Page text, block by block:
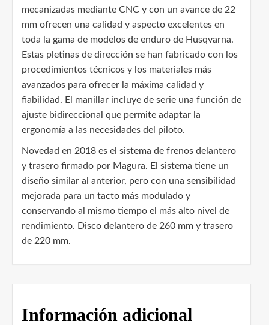
mecanizadas mediante CNC y con un avance de 22
mm ofrecen una calidad y aspecto excelentes en
toda la gama de modelos de enduro de Husqvarna.
Estas pletinas de dirección se han fabricado con los
procedimientos técnicos y los materiales más
avanzados para ofrecer la máxima calidad y
fiabilidad. El manillar incluye de serie una función de
ajuste bidireccional que permite adaptar la
ergonomía a las necesidades del piloto.
Novedad en 2018 es el sistema de frenos delantero
y trasero firmado por Magura. El sistema tiene un
diseño similar al anterior, pero con una sensibilidad
mejorada para un tacto más modulado y
conservando al mismo tiempo el más alto nivel de
rendimiento. Disco delantero de 260 mm y trasero
de 220 mm.
Información adicional